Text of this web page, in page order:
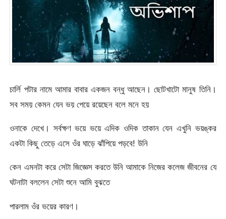
চার্লি পটার নামে আমার বাবার একজন বন্ধু আছেন। ছোটখাটো মানুষ তিনি।
সব সময় কেমন যেন ভয় পেয়ে রয়েছেন বলে মনে হয়
ওনাকে দেখে। সর্বক্ষণ ভয়ে ভয়ে এদিক ওদিক তাকান যেন এখুনি ভয়ঙ্কর
একটা কিছু তেড়ে এসে ওঁর ঘাড়ে ঝাঁপিয়ে পড়বে! উনি
কেন এমনটা করে সেটা জিজ্ঞেস করতে উনি আমাকে নিজের কলেজ জীবনের যে
ঘটনাটা বললেন সেটা শুনে আমি বুঝতে
পারলাম ওঁর ভয়ের কারণ।